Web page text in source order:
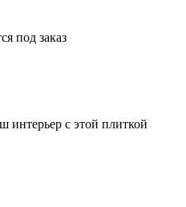
под заказ
интерьер с этой плиткой